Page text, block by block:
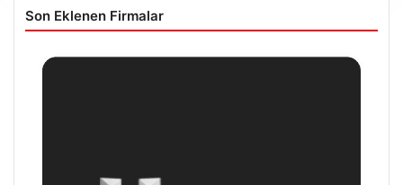
Son Eklenen Firmalar